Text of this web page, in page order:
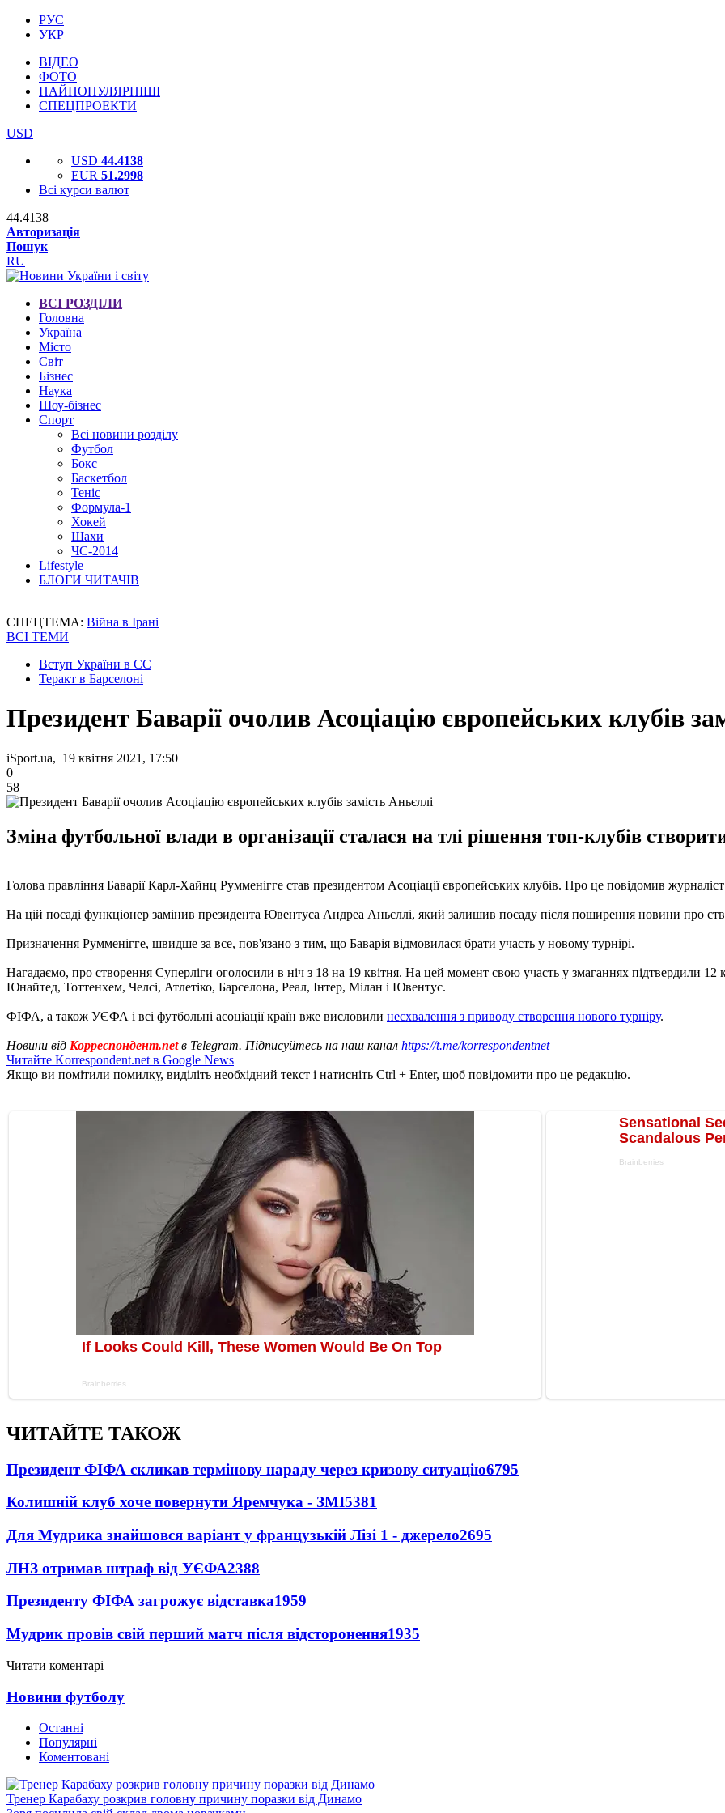
РУС
УКР
ВІДЕО
ФОТО
НАЙПОПУЛЯРНІШІ
СПЕЦПРОЕКТИ
USD
USD 44.4138
EUR 51.2998
Всі курси валют
44.4138
Авторизація
Пошук
RU
ВСІ РОЗДІЛИ
Головна
Україна
Місто
Світ
Бізнес
Наука
Шоу-бізнес
Спорт
Всі новини розділу
Футбол
Бокс
Баскетбол
Теніс
Формула-1
Хокей
Шахи
ЧС-2014
Lifestyle
БЛОГИ ЧИТАЧІВ
СПЕЦТЕМА: Війна в Ірані
ВСІ ТЕМИ
Вступ України в ЄС
Теракт в Барселоні
Президент Баварії очолив Асоціацію європейських клубів
iSport.ua, 19 квітня 2021, 17:50
0
58
Зміна футбольної влади в організації сталася на тлі рішення топ-клубів
Голова правління Баварії Карл-Хайнц Румменігге став президентом Асоціації європейських клубів. Про це повідомив журналіст
На цій посаді функціонер замінив президента Ювентуса Андреа Аньєллі, який залишив посаду після поширення новини про
Призначення Румменігге, швидше за все, пов'язано з тим, що Баварія відмовилася брати участь у новому турнірі.
Нагадаємо, про створення Суперліги оголосили в ніч з 18 на 19 квітня. На цей момент свою участь у змаганнях підтвердили
Юнайтед, Тоттенхем, Челсі, Атлетіко, Барселона, Реал, Інтер, Мілан і Ювентус.
ФІФА, а також УЄФА і всі футбольні асоціації країн вже висловили несхвалення з приводу створення нового турніру.
Новини від Корреспондент.netв Telegram. Підписуйтесь на наш канал https://t.me/korrespondentnet
Читайте Korrespondent.net в Google News
Якщо ви помітили помилку, виділіть необхідний текст і натисніть Ctrl + Enter, щоб повідомити про це редакцію.
ЧИТАЙТЕ ТАКОЖ
Президент ФІФА скликав термінову нараду через кризову ситуацію6795
Колишній клуб хоче повернути Яремчука - ЗМІ5381
Для Мудрика знайшовся варіант у французькій Лізі 1 - джерело2695
ЛНЗ отримав штраф від УЄФА2388
Президенту ФІФА загрожує відставка1959
Мудрик провів свій перший матч після відсторонення1935
Читати коментарі
Новини футболу
Останні
Популярні
Коментовані
Тренер Карабаху розкрив головну причину поразки від Динамо